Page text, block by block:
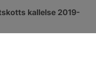
kallelse 2019-